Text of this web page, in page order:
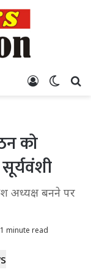
Log In
को
अध्यक्ष बनने पर
1 minute read